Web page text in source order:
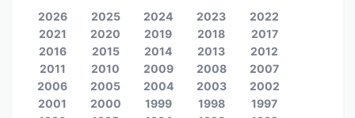
2026 2025 2024 2023
2022
2021
2020 2019 2018
2017
2016
2015 2014 2013
2012
2011
2010 2009 2008
2007
2006
2005 2004 2003
2002
2001
2000 1999 1998
1997